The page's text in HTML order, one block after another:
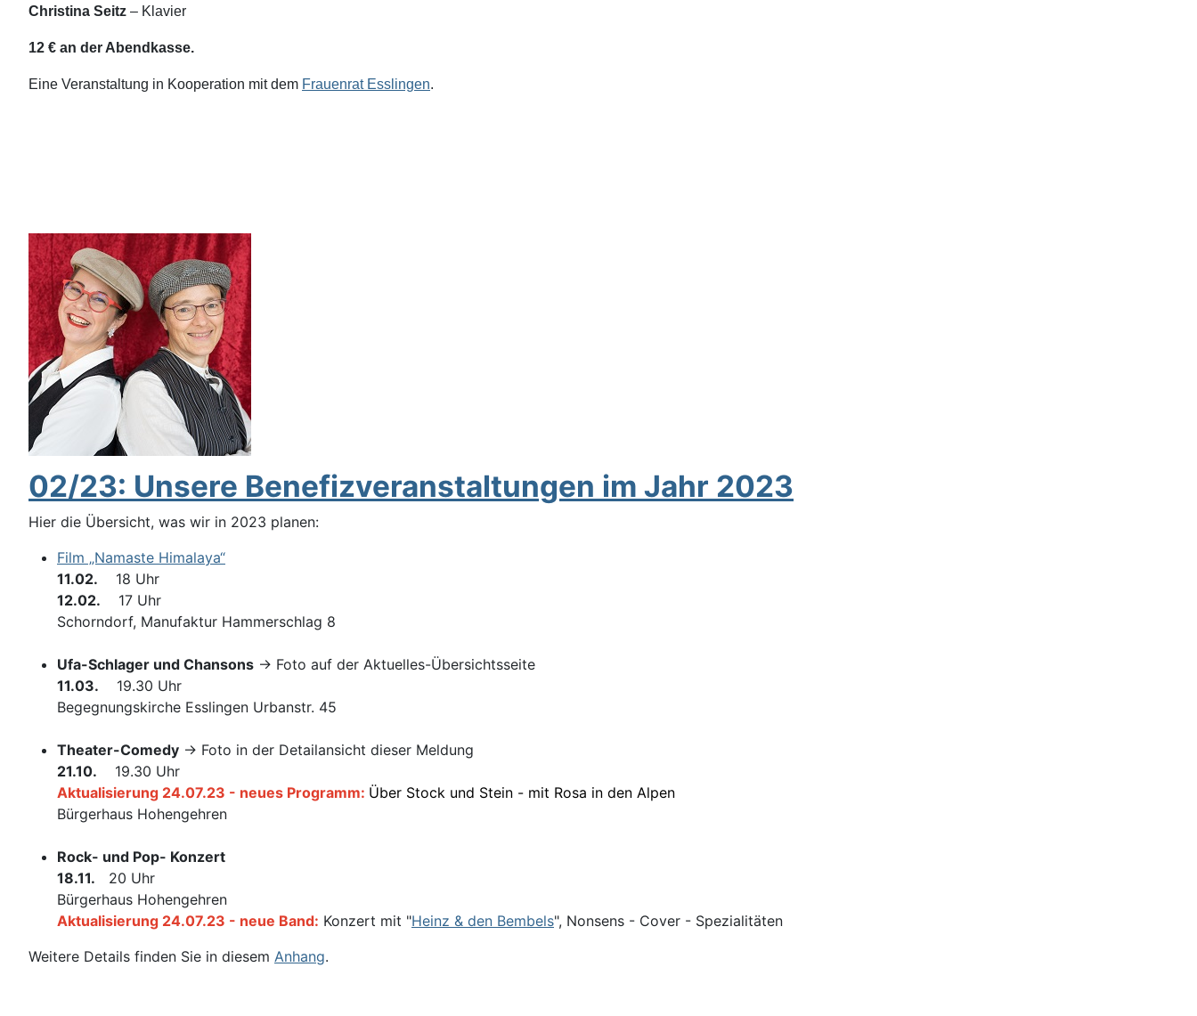
Christina Seitz – Klavier
12 € an der Abendkasse.
Eine Veranstaltung in Kooperation mit dem Frauenrat Esslingen.
02/23: Unsere Benefizveranstaltungen im Jahr 2023
Hier die Übersicht, was wir in 2023 planen:
Film „Namaste Himalaya“
11.02. 18 Uhr
12.02. 17 Uhr
Schorndorf, Manufaktur Hammerschlag 8
Ufa-Schlager und Chansons -> Foto auf der Aktuelles-Übersichtsseite
11.03. 19.30 Uhr
Begegnungskirche Esslingen Urbanstr. 45
Theater-Comedy -> Foto in der Detailansicht dieser Meldung
21.10. 19.30 Uhr
Aktualisierung 24.07.23 - neues Programm: Über Stock und Stein - mit Rosa in den Alpen
Bürgerhaus Hohengehren
Rock- und Pop- Konzert
18.11. 20 Uhr
Bürgerhaus Hohengehren
Aktualisierung 24.07.23 - neue Band: Konzert mit "Heinz & den Bembels", Nonsens - Cover - Spezialitäten
Weitere Details finden Sie in diesem Anhang.